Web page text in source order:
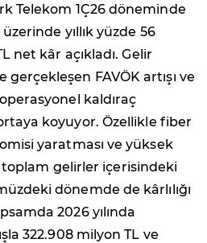
Telekom 1Ç26 döneminde
yıllık yüzde 56
net kâr açıkladı. Gelir
FAVÖK artışı ve
kaldıraç
koyuyor. Özellikle fiber
yaratması ve yüksek
gelirler içerisindeki
dönemde de kârlılığı
2026 yılında
322.908 milyon TL ve